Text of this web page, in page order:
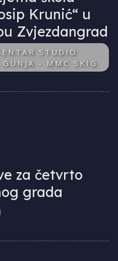
Krunić“ u
Zvjezdangrad
STUDIO
- MMC SKIG
za četvrto
grada